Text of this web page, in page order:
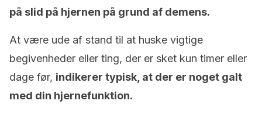
på slid på hjernen på grund af demens.
At være ude af stand til at huske vigtige
begivenheder eller ting, der er sket kun timer eller
dage før, indikerer typisk, at der er noget galt
med din hjernefunktion.